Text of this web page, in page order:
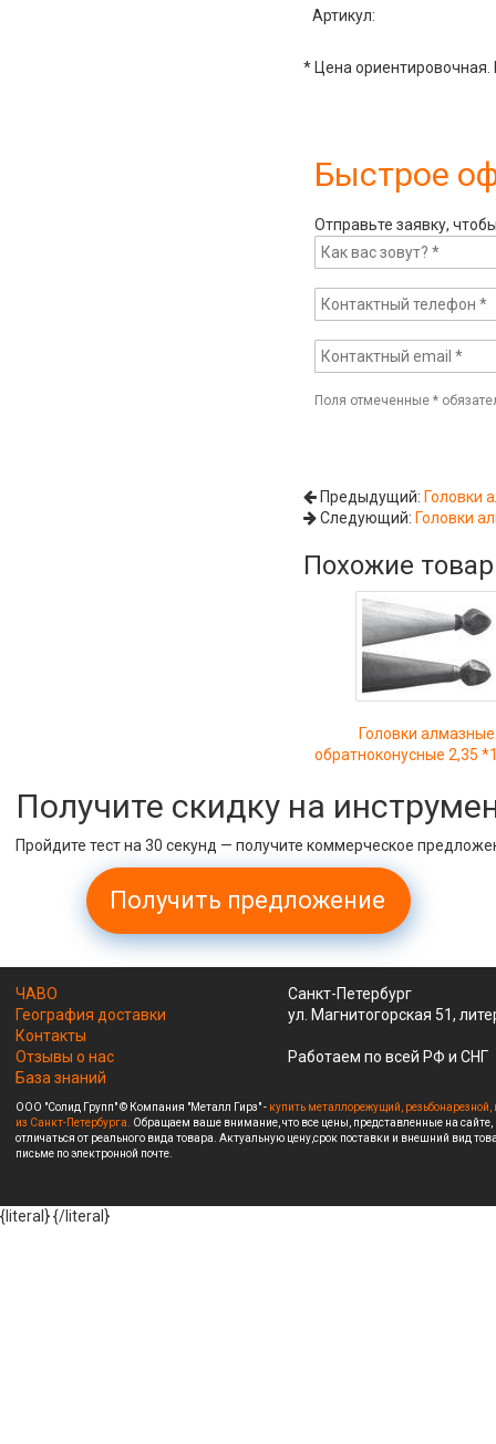
Артикул:
* Цена ориентировочная.
Быстрое
Отправьте заявку,
Поля отмеченные*
Предыдущий: Головки
Следующий: Головки
Похожие
Головки алмазные
обратноконусные 2,35
Получите скидку на
Пройдите тест на 30 секунд — получите коммерческое
Получить предложение
ЧАВО
География доставки
Контакты
Отзывы о нас
База знаний
Санкт-Петербург
ул. Магнитогорская 51,
Работаем по всей РФ и СНГ
ООО "Солид Групп" © Компания "Металл Гирз" - купить металлорежущий,
из Санкт-Петербурга. Обращаем ваше внимание, что все цены, представленные на
отличаться от реального вида товара. Актуальную цену,срок поставки и внешний вид
письме по электронной почте.
{literal}{/literal}